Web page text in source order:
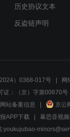
历史协议文本
反盗链声明
）0368-017号 网
证：（京）字第00670号
站备案信息 京公
APP下载 暴恐音视
:youkujubao-